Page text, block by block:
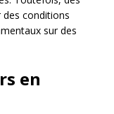
conditions
sur des
en